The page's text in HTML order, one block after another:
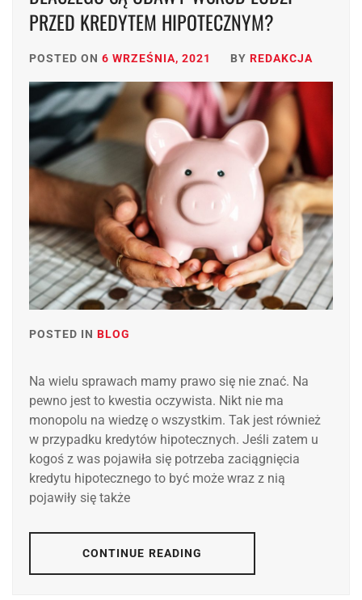
PRZED KREDYTEM HIPOTECZNYM?
POSTED ON 6 WRZEŚNIA, 2021 BY REDAKCJA
POSTED IN BLOG
Na wielu sprawach mamy prawo się nie znać. Na
pewno jest to kwestia oczywista. Nikt nie ma
monopolu na wiedzę o wszystkim. Tak jest również
w przypadku kredytów hipotecznych. Jeśli zatem u
kogoś z was pojawiła się potrzeba zaciągnięcia
kredytu hipotecznego to być może wraz z nią
pojawiły się także
CONTINUE READING